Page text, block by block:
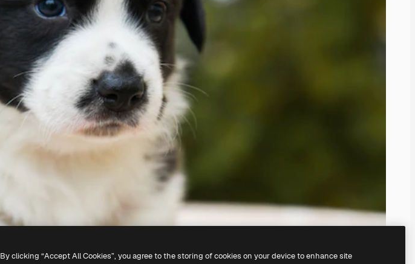
By clicking “Accept All Cookies”, you agree to the storing of cookies on your device to enhance site